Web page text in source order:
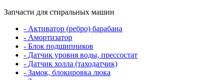
Запчасти для стиральных машин
- Активатор (ребро) барабана
- Амортизатор
- Блок подшипников
- Датчик уровня воды, прессостат
- Датчик холла (таходатчик)
- Замок, блокировка люка